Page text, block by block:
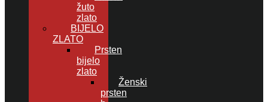
žuto
zlato
BIJELO
ZLATO
Prsten
bijelo
zlato
Ženski
prsten